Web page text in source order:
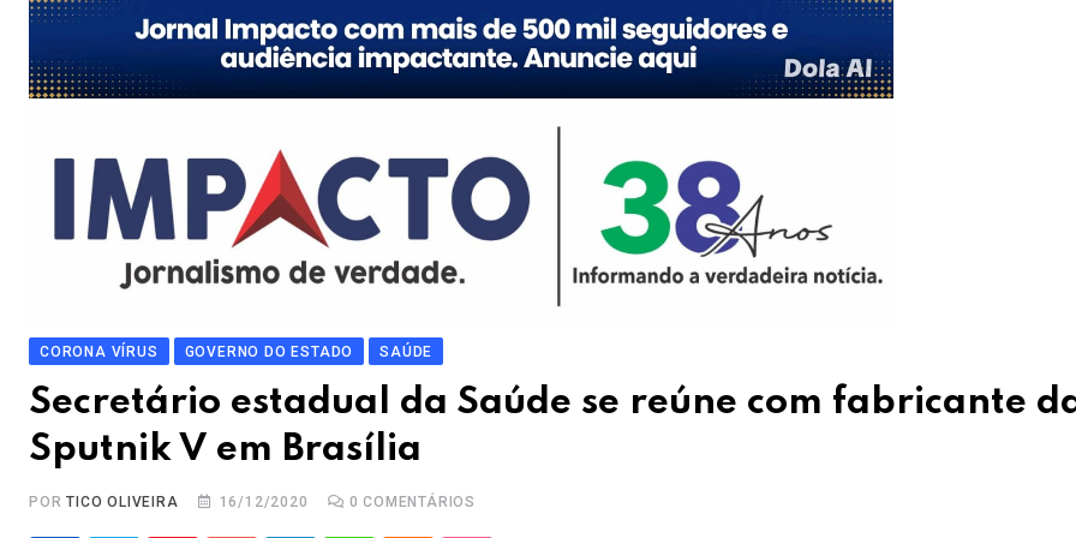
CORONA VÍRUS GOVERNO DO ESTADO SAÚDE
Secretário estadual da Saúde se reúne com fabricante
Sputnik V em Brasília
PORTICO OLIVEIRA 16/12/2020 0 COMENTÁRIOS